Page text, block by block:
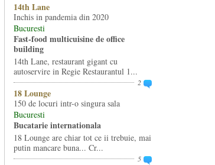
14th Lane
Inchis in pandemia din 2020
Bucuresti
Fast-food multicuisine de office
building
14th Lane, restaurant gigant cu
autoservire in Regie Restaurantul 1...
2
18 Lounge
150 de locuri intr-o singura sala
Bucuresti
Bucatarie internationala
18 Lounge are chiar tot ce ii trebuie, mai
putin mancare buna... Cr...
5